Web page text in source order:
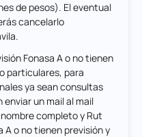
de pesos). El eventual
cancelarlo
Fonasa A o no tienen
particulares, para
ya sean consultas
un mail al mail
completo y Rut
A o no tienen previsión y